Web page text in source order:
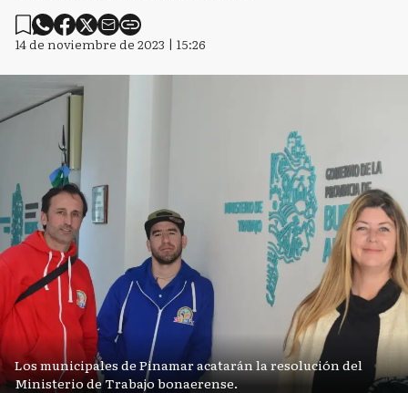
14 de noviembre de 2023 | 15:26
Los municipales de Pinamar acatarán la resolución del
Ministerio de Trabajo bonaerense.